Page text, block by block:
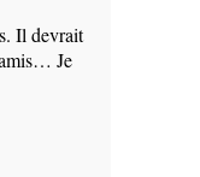
Il devrait
Je